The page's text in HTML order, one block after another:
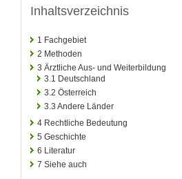
Inhaltsverzeichnis
1 Fachgebiet
2 Methoden
3 Ärztliche Aus- und Weiterbildung
3.1 Deutschland
3.2 Österreich
3.3 Andere Länder
4 Rechtliche Bedeutung
5 Geschichte
6 Literatur
7 Siehe auch